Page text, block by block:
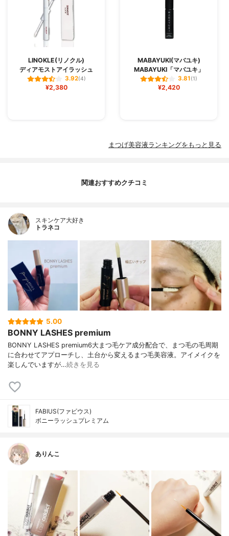
LINOKLE(リノクル)
ディアモストアイラッシュ
3.92(4)
¥2,380
MABAYUKI(マバユキ)
MABAYUKI「マバユキ」
3.81(1)
¥2,420
まつげ美容液ランキングをもっと見る
関連おすすめクチコミ
スキンケア大好き
トラネコ
5.00
BONNY LASHES premium
BONNY LASHES premium6大まつ毛ケア成分配合で、まつ毛の毛周期
に合わせてアプローチし、土台から変えるまつ毛美容液。アイメイクを
楽しんでいますが…続きを見る
FABIUS(ファビウス)
ボニーラッシュプレミアム
ありんこ